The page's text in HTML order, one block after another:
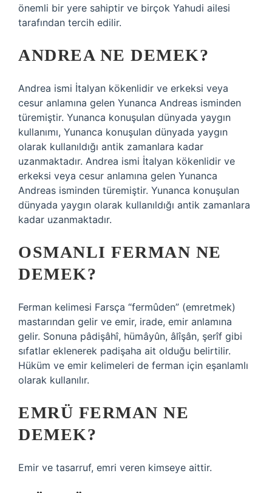
önemli bir yere sahiptir ve birçok Yahudi ailesi
tarafından tercih edilir.
ANDREA NE DEMEK?
Andrea ismi İtalyan kökenlidir ve erkeksi veya
cesur anlamına gelen Yunanca Andreas isminden
türemiştir. Yunanca konuşulan dünyada yaygın
kullanımı, Yunanca konuşulan dünyada yaygın
olarak kullanıldığı antik zamanlara kadar
uzanmaktadır. Andrea ismi İtalyan kökenlidir ve
erkeksi veya cesur anlamına gelen Yunanca
Andreas isminden türemiştir. Yunanca konuşulan
dünyada yaygın olarak kullanıldığı antik zamanlara
kadar uzanmaktadır.
OSMANLI FERMAN NE
DEMEK?
Ferman kelimesi Farsça “fermûden” (emretmek)
mastarından gelir ve emir, irade, emir anlamına
gelir. Sonuna pâdişâhî, hümâyûn, âlîşân, şerîf gibi
sıfatlar eklenerek padişaha ait olduğu belirtilir.
Hüküm ve emir kelimeleri de ferman için eşanlamlı
olarak kullanılır.
EMRÜ FERMAN NE
DEMEK?
Emir ve tasarruf, emri veren kimseye aittir.